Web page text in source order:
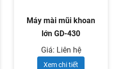
Máy mài mũi khoan
lớn GD-430
Giá: Liên hệ
Xem chi tiết